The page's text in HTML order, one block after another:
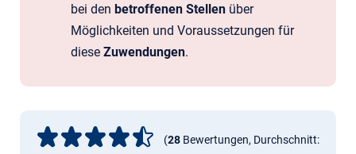
bei den betroffenen Stellen über
Möglichkeiten und Voraussetzungen für
diese Zuwendungen.
(28 Bewertungen, Durchschnitt: